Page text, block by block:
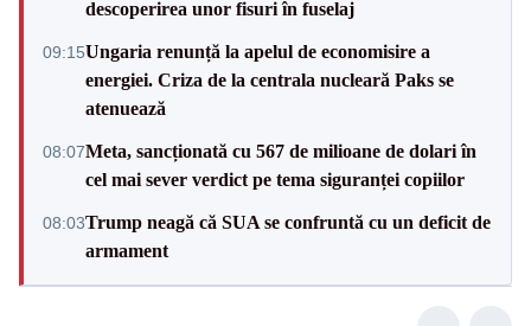
descoperirea unor fisuri în fuselaj
09:15Ungaria renunță la apelul de economisire a
energiei. Criza de la centrala nucleară Paks se
atenuează
08:07Meta, sancționată cu 567 de milioane de dolari în
cel mai sever verdict pe tema siguranței copiilor
08:03Trump neagă că SUA se confruntă cu un deficit de
armament